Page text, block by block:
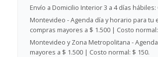
Envío a Domicilio Interior 3 a 4 días hábiles:
Montevideo - Agenda día y horario para tu
compras mayores a $ 1.500 | Costo
Montevideo y Zona Metropolitana -
mayores a $ 1.500 | Costo normal: $ 150.